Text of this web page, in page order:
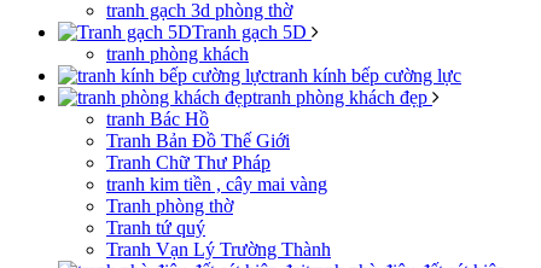
tranh gạch 3d phòng thờ
Tranh gạch 5D
tranh phòng khách
tranh kính bếp cường lực
tranh phòng khách đẹp
tranh Bác Hồ
Tranh Bản Đồ Thế Giới
Tranh Chữ Thư Pháp
tranh kim tiền , cây mai vàng
Tranh phòng thờ
Tranh tứ quý
Tranh Vạn Lý Trường Thành